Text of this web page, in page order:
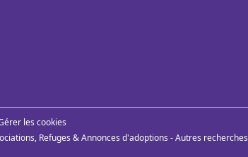
les cookies
Refuges & Annonces d'adoptions -Autres recherches